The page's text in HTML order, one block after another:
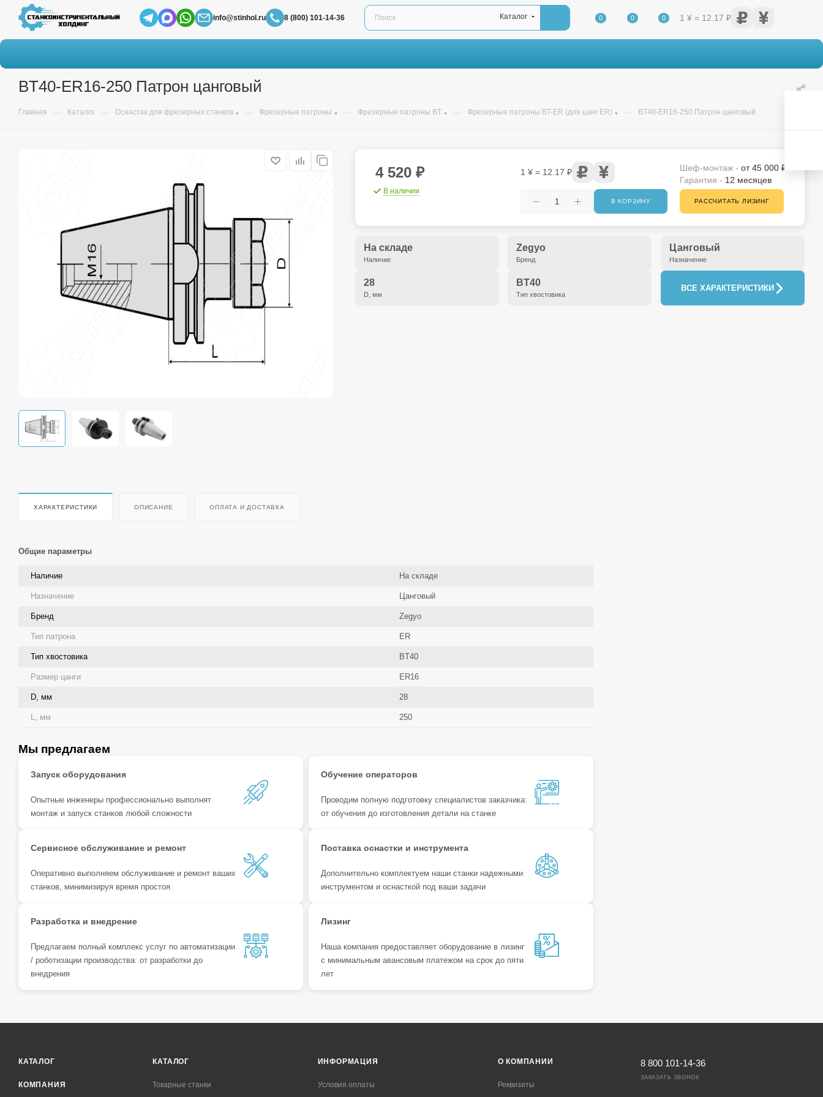
info@stinhol.ru 8 (800) 101-14-36 Каталог 0 0 0 1 ¥ = 12.17 ₽
BT40-ER16-250 Патрон цанговый
Главная — Каталог — Оснастка для фрезерных станков — Фрезерные патроны — Фрезерные патроны BT — Фрезерные патроны BT-ER (для цанг ER) — BT40-ER16-250 Патрон цанговый
4 520₽
В наличии
1 ¥ = 12.17 ₽
В КОРЗИНУ
Шеф-монтаж - от 45 000 ₽
Гарантия - 12 месяцев
РАССЧИТАТЬ ЛИЗИНГ
На складе
Наличие
Zegyo
Бренд
Цанговый
Назначение
28
D, мм
BT40
Тип хвостовика
ВСЕ ХАРАКТЕРИСТИКИ
ХАРАКТЕРИСТИКИ ОПИСАНИЕ ОПЛАТА И ДОСТАВКА
Общие параметры
Наличие На складе
Назначение Цанговый
Бренд Zegyo
Тип патрона ER
Тип хвостовика BT40
Размер цанги ER16
D, мм 28
L, мм 250
Мы предлагаем
Запуск оборудования
Опытные инженеры профессионально выполнят
монтаж и запуск станков любой сложности
Обучение операторов
Проводим полную подготовку специалистов заказчика:
от обучения до изготовления детали на станке
Сервисное обслуживание и ремонт
Оперативно выполняем обслуживание и ремонт ваших
станков, минимизируя время простоя
Поставка оснастки и инструмента
Дополнительно комплектуем наши станки надежными
инструментом и оснасткой под ваши задачи
Разработка и внедрение
Предлагаем полный комплекс услуг по автоматизации
/ роботизации производства: от разработки до
внедрения
Лизинг
Наша компания предоставляет оборудование в лизинг
с минимальным авансовым платежом на срок до пяти
лет
КАТАЛОГ
КОМПАНИЯ
КАТАЛОГ
Токарные станки
ИНФОРМАЦИЯ
Условия оплаты
О КОМПАНИИ
Реквизиты
8 800 101-14-36
ЗАКАЗАТЬ ЗВОНОК